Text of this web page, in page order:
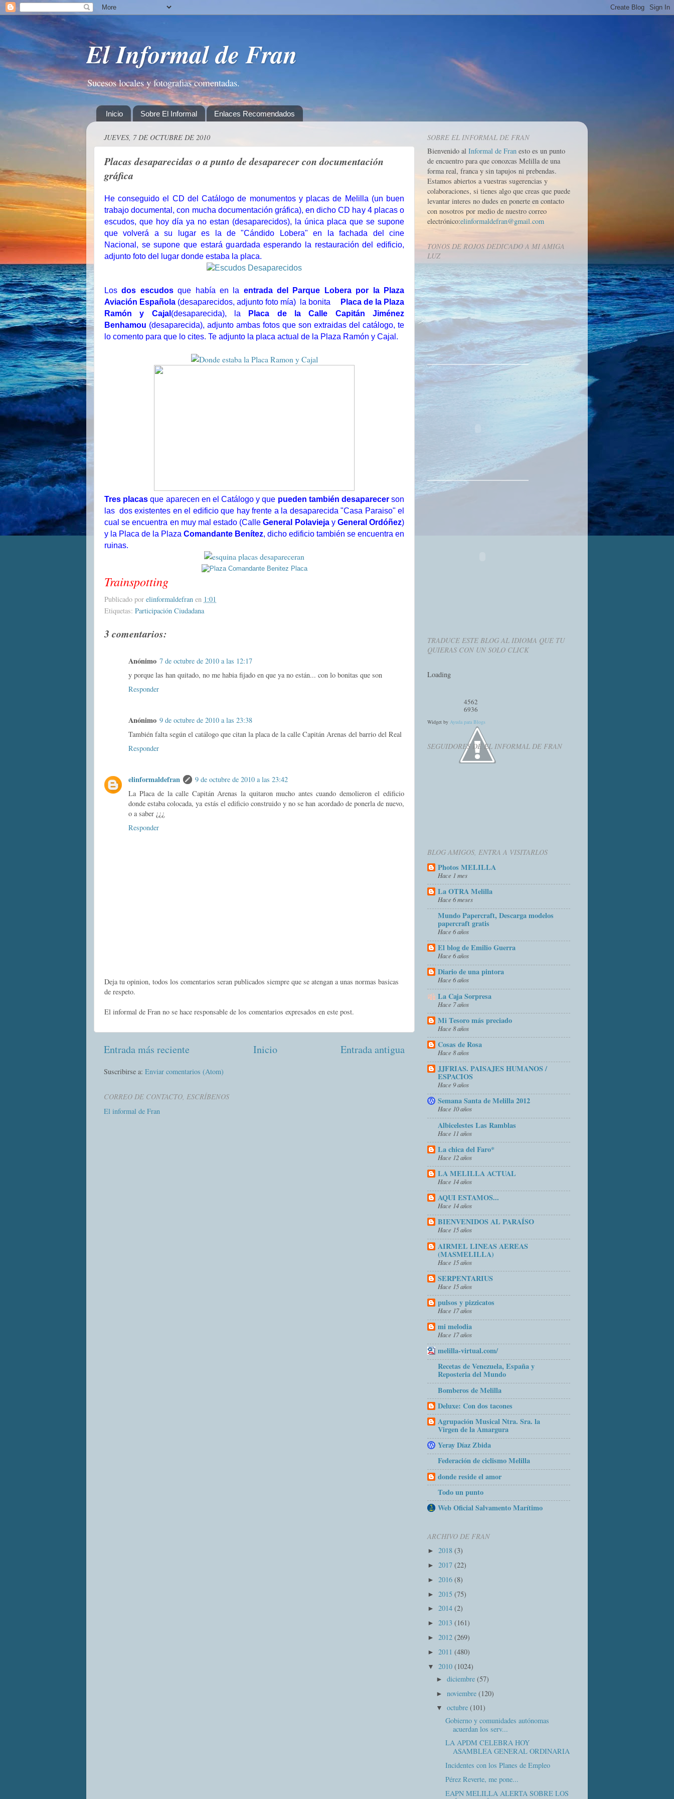
El Informal de Fran
Sucesos locales y fotografias comentadas.
Inicio Sobre El Informal Enlaces Recomendados
JUEVES, 7 DE OCTUBRE DE 2010
Placas desaparecidas o a punto de desaparecer con documentación
gráfica
He conseguido el CD del Catálogo de monumentos y placas de Melilla (un buen
trabajo documental, con mucha documentación gráfica), en dicho CD hay 4 placas o
escudos, que hoy día ya no estan (desaparecidos), la única placa que se supone
que volverá a su lugar es la de "Cándido Lobera" en la fachada del cine
Nacional, se supone que estará guardada esperando la restauración del edificio,
adjunto foto del lugar donde estaba la placa.
Losdos escudosque había en la entrada del Parque Lobera por la Plaza
Aviación Española (desaparecidos, adjunto foto mía) la bonita
Placa de la Plaza
Ramón y Cajal (desaparecida), la
Placa de la Calle Capitán Jiménez
Benhamou (desaparecida), adjunto ambas fotos que son extraidas del catálogo, te
lo comento para que lo cites. Te adjunto la placa actual de la Plaza Ramón y Cajal.
Tres placasque aparecen en el Catálogo y que pueden también desaparecerson
las dos existentes en el edificio que hay frente a la desaparecida "Casa Paraiso" el
cual se encuentra en muy mal estado (CalleGeneral Polaviejay General Ordóñez)
y la Placa de la Plaza Comandante Benítez, dicho edificio también se encuentra en
ruinas.
Trainspotting
Publicado por elinformaldefran en 1:01
Etiquetas: Participación Ciudadana
3 comentarios:
Anónimo 7 de octubre de 2010 a las 12:17
y porque las han quitado, no me habia fijado en que ya no están... con lo bonitas que son
Responder
Anónimo 9 de octubre de 2010 a las 23:38
También falta según el catálogo que citan la placa de la calle Capitán Arenas del barrio del Real
Responder
elinformaldefran
9 de octubre de 2010 a las 23:42
La Placa de la calle Capitán Arenas la quitaron mucho antes cuando demolieron el edificio
donde estaba colocada, ya estás el edificio construido y no se han acordado de ponerla de nuevo,
o a saber ¿¿¿
Responder
Deja tu opinion, todos los comentarios seran publicados siempre que se atengan a unas normas basicas
de respeto.
El informal de Fran no se hace responsable de los comentarios expresados en este post.
Entrada más reciente Entrada antigua
Inicio
Suscribirse a: Enviar comentarios (Atom)
CORREO DE CONTACTO, ESCRÍBENOS
El informal de Fran
SOBRE EL INFORMAL DE FRAN
Bienvenido al Informal de Fran esto es un punto
de encuentro para que conozcas Melilla de una
forma real, franca y sin tapujos ni prebendas.
Estamos abiertos a vuestras sugerencias y
colaboraciones, si tienes algo que creas que puede
levantar interes no dudes en ponerte en contacto
con nosotros por medio de nuestro correo
electrónico:elinformaldefran@gmail.com
TONOS DE ROJOS DEDICADO A MI AMIGA
LUZ
TRADUCE ESTE BLOG AL IDIOMA QUE TU
QUIERAS CON UN SOLO CLICK
Loading
4562
6936
Widget by Ayuda para Blogs
SEGUIDORES DE EL INFORMAL DE FRAN
BLOG AMIGOS, ENTRA A VISITARLOS
Photos MELILLA
Hace 1 mes
La OTRA Melilla
Hace 6 meses
Mundo Papercraft, Descarga modelos
papercraft gratis
Hace 6 años
El blog de Emilio Guerra
Hace 6 años
Diario de una pintora
Hace 6 años
La Caja Sorpresa
Hace 7 años
Mi Tesoro más preciado
Hace 8 años
Cosas de Rosa
Hace 8 años
JJFRIAS. PAISAJES HUMANOS /
ESPACIOS
Hace 9 años
Semana Santa de Melilla 2012
Hace 10 años
Albicelestes Las Ramblas
Hace 11 años
La chica del Faro*
Hace 12 años
LA MELILLA ACTUAL
Hace 14 años
AQUI ESTAMOS...
Hace 14 años
BIENVENIDOS AL PARAÍSO
Hace 15 años
AIRMEL LINEAS AEREAS
(MASMELILLA)
Hace 15 años
SERPENTARIUS
Hace 15 años
pulsos y pizzicatos
Hace 17 años
mi melodia
Hace 17 años
melilla-virtual.com/
Recetas de Venezuela, España y
Reposteria del Mundo
Bomberos de Melilla
Deluxe: Con dos tacones
Agrupación Musical Ntra. Sra. la
Virgen de la Amargura
Yeray Díaz Zbida
Federación de ciclismo Melilla
donde reside el amor
Todo un punto
Web Oficial Salvamento Marítimo
ARCHIVO DE FRAN
► 2018 (3)
► 2017 (22)
► 2016 (8)
► 2015 (75)
► 2014 (2)
► 2013 (161)
► 2012 (269)
► 2011 (480)
▼ 2010 (1024)
►diciembre(57)
►noviembre(120)
▼octubre(101)
Gobierno y comunidades autónomas
acuerdan los serv...
LA APDM CELEBRA HOY
ASAMBLEA GENERAL ORDINARIA
Incidentes con los Planes de Empleo
Pérez Reverte, me pone...
EAPN MELILLA ALERTA SOBRE LOS